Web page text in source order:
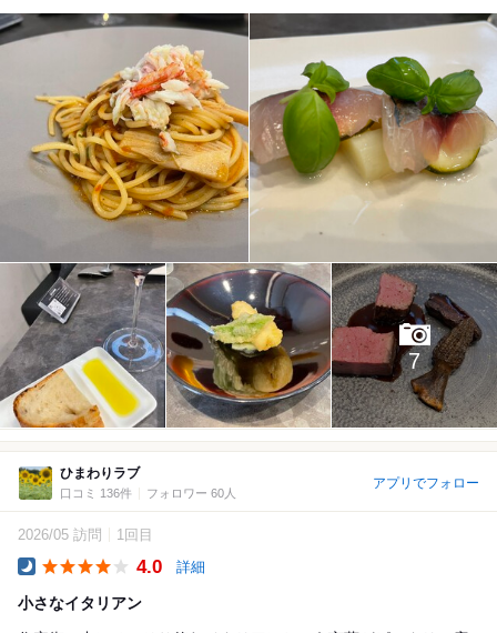
7
ひまわりラブ
口コミ 136件 フォロワー 60人
アプリでフォロー
2026/05 訪問 1回目
4.0 詳細
小さなイタリアン